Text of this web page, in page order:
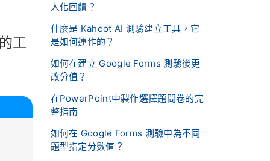
工
人化回饋？
什麼是 Kahoot AI 測驗建立工具，它
是如何運作的？
如何在建立 Google Forms 測驗後更
改分值？
在PowerPoint中製作選擇題問卷的完
整指南
如何在 Google Forms 測驗中為不同
題型指定分數值？